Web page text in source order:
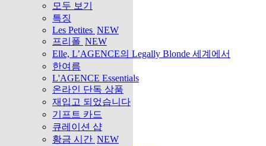
모두 보기
특징
Les Petites NEW
프리폴 NEW
Elle, L’AGENCE의 Legally Blonde 세계에서
한여름
L'AGENCE Essentials
온라인 단독 상품
재입고 되었습니다
기프트 카드
큐레이션 샵
황금 시간 NEW